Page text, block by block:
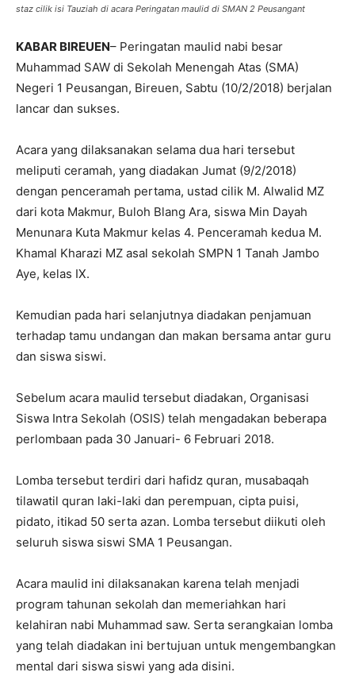
staz cilik isi Tauziah di acara Peringatan maulid di SMAN 2 Peusangant
KABAR BIREUEN– Peringatan maulid nabi besar
Muhammad SAW di Sekolah Menengah Atas (SMA)
Negeri 1 Peusangan, Bireuen, Sabtu (10/2/2018) berjalan
lancar dan sukses.
Acara yang dilaksanakan selama dua hari tersebut
meliputi ceramah, yang diadakan Jumat (9/2/2018)
dengan penceramah pertama, ustad cilik M. Alwalid MZ
dari kota Makmur, Buloh Blang Ara, siswa Min Dayah
Menunara Kuta Makmur kelas 4. Penceramah kedua M.
Khamal Kharazi MZ asal sekolah SMPN 1 Tanah Jambo
Aye, kelas IX.
Kemudian pada hari selanjutnya diadakan penjamuan
terhadap tamu undangan dan makan bersama antar guru
dan siswa siswi.
Sebelum acara maulid tersebut diadakan, Organisasi
Siswa Intra Sekolah (OSIS) telah mengadakan beberapa
perlombaan pada 30 Januari- 6 Februari 2018.
Lomba tersebut terdiri dari hafidz quran, musabaqah
tilawatil quran laki-laki dan perempuan, cipta puisi,
pidato, itikad 50 serta azan. Lomba tersebut diikuti oleh
seluruh siswa siswi SMA 1 Peusangan.
Acara maulid ini dilaksanakan karena telah menjadi
program tahunan sekolah dan memeriahkan hari
kelahiran nabi Muhammad saw. Serta serangkaian lomba
yang telah diadakan ini bertujuan untuk mengembangkan
mental dari siswa siswi yang ada disini.